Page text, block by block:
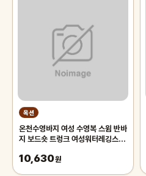
옥션
온천수영바지 여성 수영복 스윔 반바
지 보드숏 트렁크 여성워터레깅스 분
10,630원